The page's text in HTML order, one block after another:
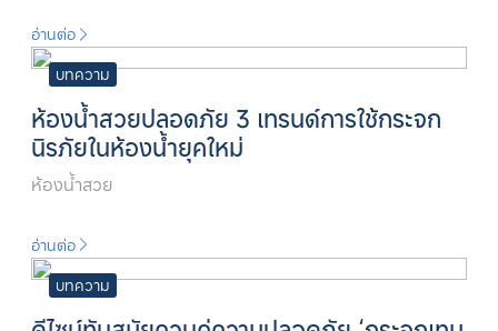
อ่านต่อ
บทความ
ห้องน้ำสวยปลอดภัย 3 เทรนด์การใช้กระจก
นิรภัยในห้องน้ำยุคใหม่
ห้องน้ำสวย
อ่านต่อ
บทความ